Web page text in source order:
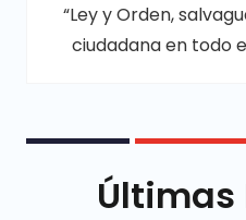
“Ley y Orden,
ciudadana en todo